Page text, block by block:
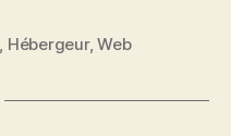
Hébergeur,Web